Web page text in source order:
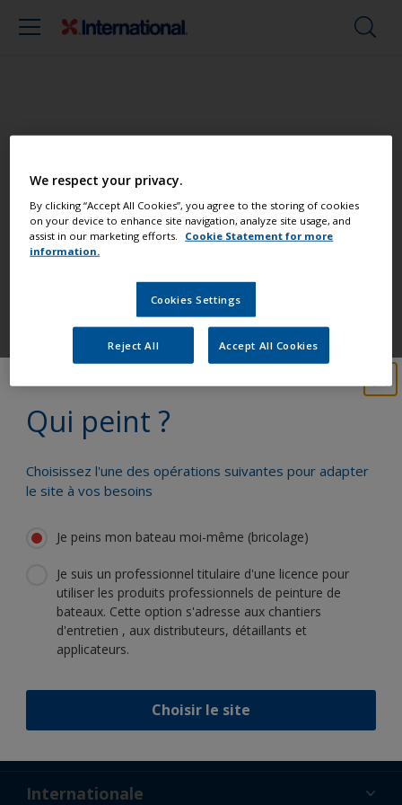
Qui peint ?
Choisissez l'une des opérations suivantes pour adapter
le site à vos besoins
Je peins mon bateau moi-même (bricolage)
Je suis un professionnel titulaire d'une licence pour
utiliser les produits professionnels de peinture de
bateaux. Cette option s'adresse aux chantiers
d'entretien , aux distributeurs, détaillants et
applicateurs.
Choisir le site
Retrouvez les meilleurs produits pour
garder votre bateau en très bon état
Obtenez toute l'aide dont vous avez
besoin pour peindre en toute
confiance
Bénéficiez de notre expertise
scientifique et de notre innovation
Actualités
Internationale
We respect your privacy.
By clicking “Accept All Cookies”, you agree to the storing of cookies
on your device to enhance site navigation, analyze site usage, and
assist in our marketing efforts. Cookie Statement for more
information.
Cookies Settings
Reject All Accept All Cookies